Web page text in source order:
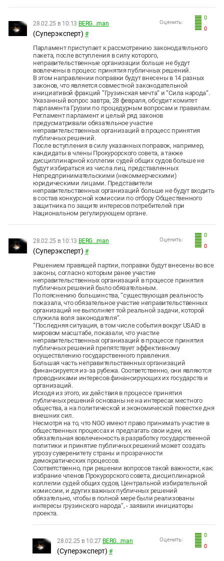
0
0
Оценить:
28.02.25 в 10:13 BERG...man
(Суперэксперт) #
Парламент приступает к рассмотрению законодательного
пакета, после вступления в силу которого,
неправительственные организации больше не будут
вовлечены в процесс принятия публичных решений.
В этом направлении поправки будут внесены в 14 разных
законов, что является совместной законодательной
инициативой фракций “Грузинская мечта“ и “Сила народа“.
Указанный вопрос завтра, 28 февраля, обсудит комитет
парламента Грузии по процедурным вопросам и правилам.
Регламент парламент и целый ряд законов
предусматривали обязательное участие
неправительственных организаций в процесс принятия
публичных решений.
После вступления в силу указанных поправок, например,
кандидаты в члены Прокурорского совета, а также
дисциплинарной коллегии судей общих судов больше не
будут избираться из числа лиц, представленных
Непредпринимательскими (некоммерческими)
юридическими лицами. Представители
неправительственных организаций больше не будут входить
в состав конкурсной комиссии по отбору Общественного
защитника по защите интересов потребителей при
Национальном регулирующем органе.
0
0
Оценить:
28.02.25 в 10:13 BERG...man
(Суперэксперт) #
Решением правящей партии, поправки будут внесены во все
законы, согласно которым ранее участие
неправительственных организаций в процессе принятия
публичных решений было обязательным.
По пояснению большинства, “существующая реальность
показала, что обязательное участие неправительственных
организаций не выполняет той реальной задачи, которой
служила воля законодателя“.
“Последняя ситуация, в том числе события вокруг USAID в
мировом масштабе, показали, что участие
неправительственных организаций в процессе принятия
публичных решений препятствует эффективному
осуществлению государственного правления.
Большая часть неправительственных организаций
финансируется из-за рубежа. Соответственно, они являются
проводниками интересов финансирующих их государств и
организаций.
Исходя из этого, их действия в процессе принятия
публичных решений основаны не на интересах местного
общества, а на политической и экономической повестке дня
внешних сил.
Несмотря на то, что NGO имеют право принимать участие в
общественных процессах и предлагать свои идеи, их
обязательная вовлеченность в разработку государственной
политики и принятие публичных решений может создать
угрозу суверенитету страны и прозрачности
демократических процессов.
Соответственно, при решении вопросов такой важности, как:
избрание членов Прокурорского совета, дисциплинарной
коллегии судей общих судов, Центральной избирательной
комиссии, и других важных публичных решений
обязательно, чтобы в полной мере были реализованы
интересы грузинского народа“, - заявили инициаторы
проекта.
0
0
Оценить:
28.02.25 в 10:27 BERG...man
(Суперэксперт) #